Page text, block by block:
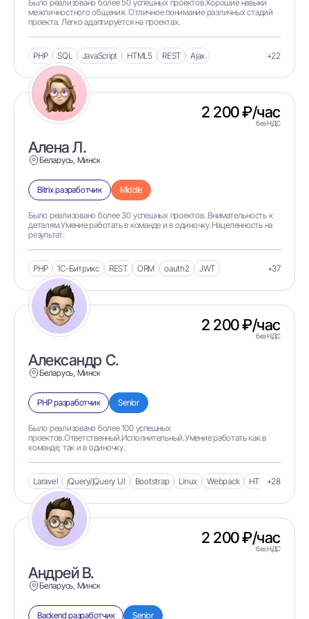
A/B тесты
AAChartCore
ABAP
ABP Framework
Acceptance criteria
Accessibility
accessibility checks
ACF
ACID
ActionScript
ActionScript 3
Active Collab
Active Directory
Active MQ
ActiveDirectory
ActiveMQ
ActiveMQ Artemis
Activity
AD
Ada/SPARK
Adaptive Design
Adapty
Adb
adf
ADF BC ORM
Было реализовано более 50 успешных проектов.Хорошие навыки
межличностного общения. Отличное понимание различных стадий
проекта. Легко адаптируется на проектах.
PHP SQL JavaScript HTML5 REST Ajax +22
Алена Л.
Беларусь, Минск
2 200 ₽/час
без НДС
Bitrix разработчик Middle
Было реализовано более 30 успешных проектов. Внимательность к
деталям.Умение работать в команде и в одиночку.Нацеленность на
результат.
PHP 1C-Битрикс REST ORM oauth2 JWT +37
Александр С.
Беларусь, Минск
2 200 ₽/час
без НДС
PHP разработчик Senior
Было реализовано более 100 успешных
проектов.Ответственный.Исполнительный.Умение работать как в
команде, так и в одиночку.
Laravel jQuery/jQuery UI Bootstrap Linux Webpack HTML+28
Андрей В.
Беларусь, Минск
2 200 ₽/час
без НДС
Backend разработчик Senior